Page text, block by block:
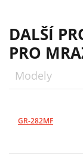
DALŠÍ
PRO
Modely
GR-282MF